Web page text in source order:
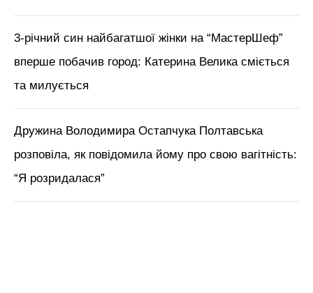
3-річний син найбагатшої жінки на “МастерШеф”
вперше побачив город: Катерина Велика сміється
та милується
Дружина Володимира Остапчука Полтавська
розповіла, як повідомила йому про свою вагітність:
“Я розридалася”